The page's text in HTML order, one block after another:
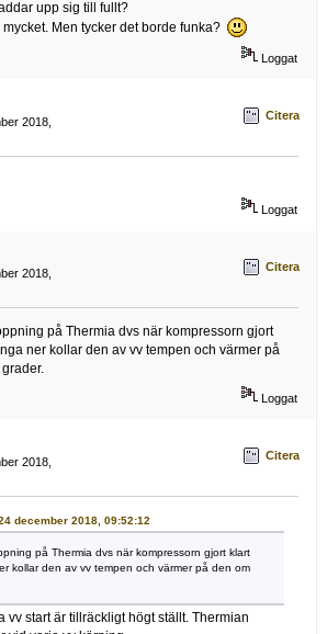
upp sig till fullt?
Men tycker det borde funka?
Loggat
2018,
Citera
Loggat
2018,
Citera
på Thermia dvs när kompressorn gjort
ner kollar den av vv tempen och värmer på
Loggat
2018,
Citera
december 2018, 09:52:12
på Thermia dvs när kompressorn gjort klart
kollar den av vv tempen och värmer på den om
vv start är tillräckligt högt ställt. Thermian